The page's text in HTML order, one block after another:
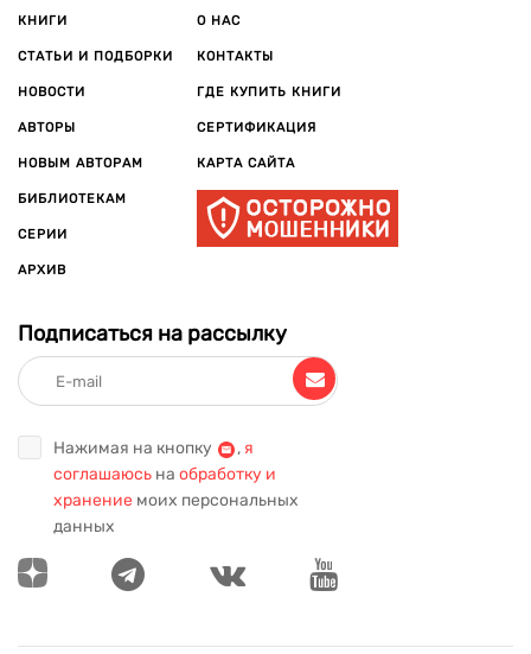
КНИГИ
СТАТЬИ И ПОДБОРКИ
НОВОСТИ
АВТОРЫ
НОВЫМ АВТОРАМ
БИБЛИОТЕКАМ
СЕРИИ
АРХИВ
О НАС
КОНТАКТЫ
ГДЕ КУПИТЬ КНИГИ
СЕРТИФИКАЦИЯ
КАРТА САЙТА
Подписаться на рассылку
Нажимая на кнопку , я
соглашаюсь на обработку и
хранение моих персональных
данных